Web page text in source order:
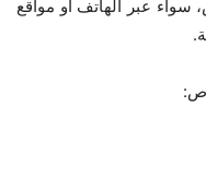
عبر الهاتف أو مواقع